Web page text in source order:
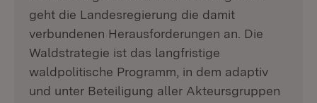
geht die Landesregierung die damit
verbundenen Herausforderungen an. Die
Waldstrategie ist das langfristige
waldpolitische Programm, in dem adaptiv
und unter Beteiligung aller Akteursgruppen